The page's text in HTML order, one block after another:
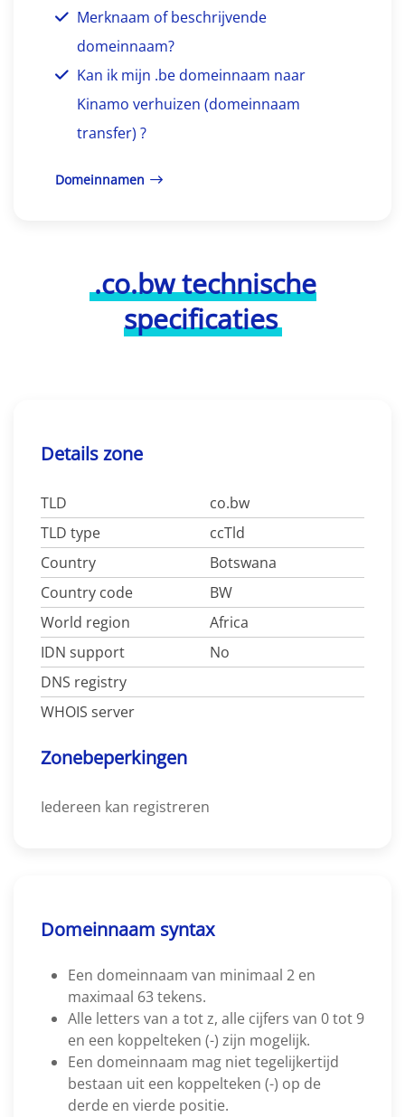
Merknaam of beschrijvende
domeinnaam?
Kan ik mijn .be domeinnaam naar
Kinamo verhuizen (domeinnaam
transfer) ?
Domeinnamen
.co.bw technische
specificaties
Details zone
TLD
co.bw
TLD type
ccTld
Country
Botswana
Country code
BW
World region
Africa
IDN support
No
DNS registry
WHOIS server
Zonebeperkingen
Iedereen kan registreren
Domeinnaam syntax
Een domeinnaam van minimaal 2 en
maximaal 63 tekens.
Alle letters van a tot z, alle cijfers van 0 tot 9
en een koppelteken (-) zijn mogelijk.
Een domeinnaam mag niet tegelijkertijd
bestaan uit een koppelteken (-) op de
derde en vierde positie.